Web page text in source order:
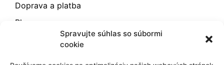
Spravujte súhlas so súbormi
cookie
Doprava a platba
Blog